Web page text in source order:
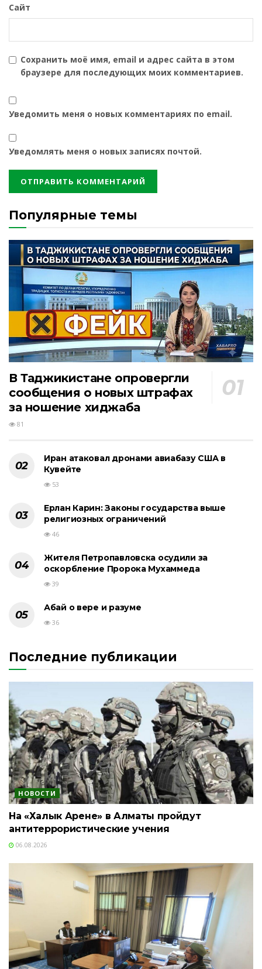
Сайт
Сохранить моё имя, email и адрес сайта в этом
браузере для последующих моих комментариев.
Уведомить меня о новых комментариях по email.
Уведомлять меня о новых записях почтой.
Популярные темы
В Таджикистане опровергли
сообщения о новых штрафах
за ношение хиджаба
81
Иран атаковал дронами авиабазу США в
Кувейте
53
Ерлан Карин: Законы государства выше
религиозных ограничений
46
Жителя Петропавловска осудили за
оскорбление Пророка Мухаммеда
39
Абай о вере и разуме
36
Последние публикации
НОВОСТИ
На «Халык Арене» в Алматы пройдут
антитеррористические учения
06.08.2026